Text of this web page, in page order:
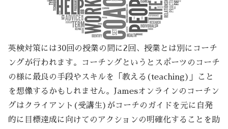
英検対策には30回の授業の間に2回、授業とは別にコーチ
ングが行われます。コーチングというとスポーツのコーチ
の様に最良の手段やスキルを「教える(teaching)」こと
を想像するかもしれません。Jamesオンラインのコーチン
グはクライアント(受講生)がコーチのガイドを元に自発
的に目標達成に向けてのアクションの明確化することを助